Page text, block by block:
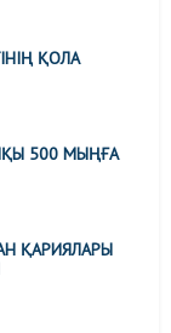
ҚОЛА
500 МЫҢҒА
ҚАРИЯЛАРЫ